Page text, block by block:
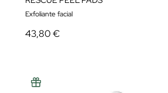
Exfoliante facial
43,80 €